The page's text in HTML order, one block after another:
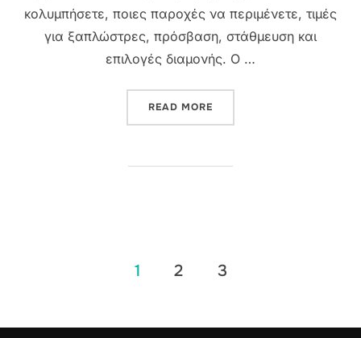
κολυμπήσετε, ποιες παροχές να περιμένετε, τιμές
για ξαπλώστρες, πρόσβαση, στάθμευση και
επιλογές διαμονής. Ο …
READ MORE
1 2 3